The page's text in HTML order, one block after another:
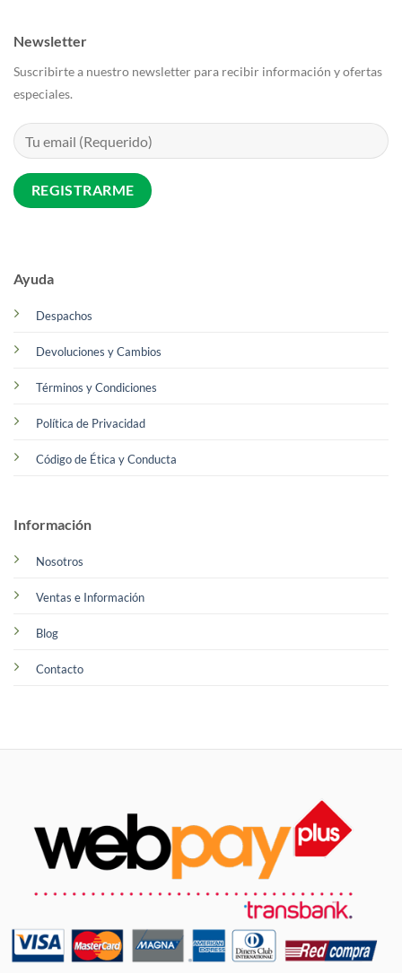
Ayuda
Despachos
Devoluciones y Cambios
Términos y Condiciones
Política de Privacidad
Código de Ética y Conducta
Información
Nosotros
Ventas e Información
Blog
Contacto
Newsletter
Suscribirte a nuestro newsletter para recibir información y ofertas
especiales.